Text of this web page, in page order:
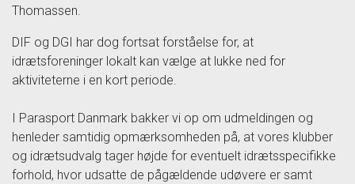
Thomassen.
DIF og DGI har dog fortsat forståelse for, at
idrætsforeninger lokalt kan vælge at lukke ned for
aktiviteterne i en kort periode.
I Parasport Danmark bakker vi op om udmeldingen og
henleder samtidig opmærksomheden på, at vores klubber
og idrætsudvalg tager højde for eventuelt idrætsspecifikke
forhold, hvor udsatte de pågældende udøvere er samt